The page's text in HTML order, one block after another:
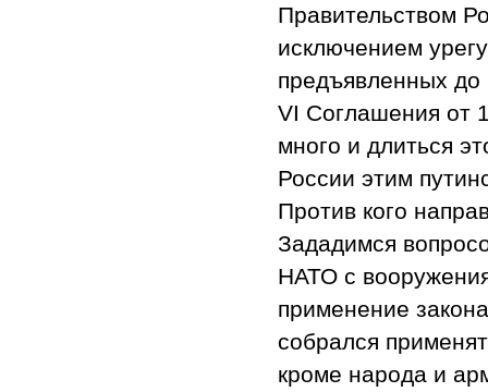
Правительством
исключением
предъявленных до
VI Соглашения от
много и длиться
России этим
Против кого
Зададимся
НАТО с
применение
собрался
кроме народа и